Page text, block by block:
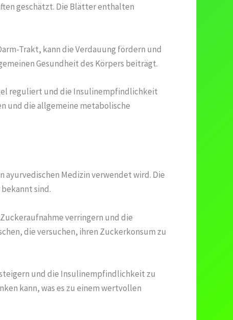
geschätzt. Die Blätter enthalten
Trakt, kann die Verdauung fördern und
Gesundheit des Körpers beiträgt.
reguliert und die Insulinempfindlichkeit
und die allgemeine metabolische
Medizin verwendet wird. Die
sind.
verringern und die
die versuchen, ihren Zuckerkonsum zu
und die Insulinempfindlichkeit zu
kann, was es zu einem wertvollen